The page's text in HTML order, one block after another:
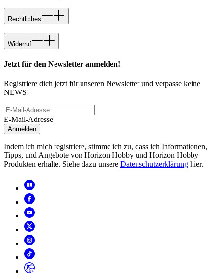
Rechtliches
Widerruf
Jetzt für den Newsletter anmelden!
Registriere dich jetzt für unseren Newsletter und verpasse keine
NEWS!
E-Mail-Adresse
Anmelden
Indem ich mich registriere, stimme ich zu, dass ich Informationen,
Tipps, und Angebote von Horizon Hobby und Horizon Hobby
Produkten erhalte. Siehe dazu unsere Datenschutzerklärung hier.